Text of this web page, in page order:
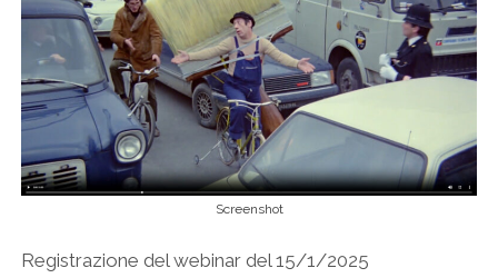
Screenshot
Registrazione del webinar del 15/1/2025